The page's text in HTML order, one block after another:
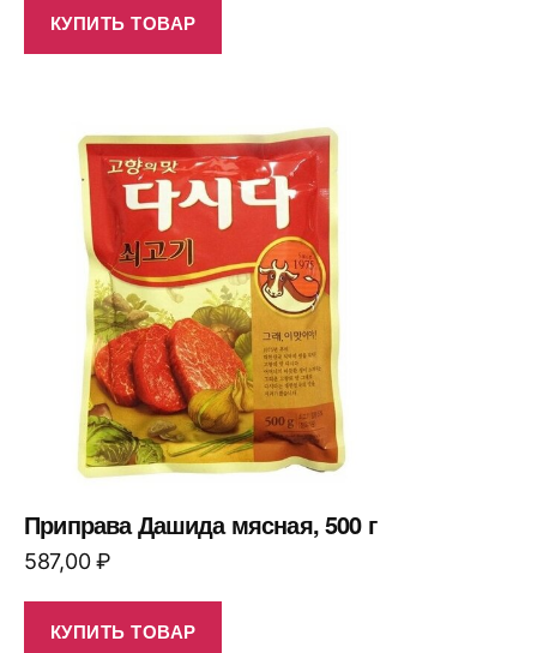
КУПИТЬ ТОВАР
Приправа Дашида мясная, 500 г
587,00₽
КУПИТЬ ТОВАР